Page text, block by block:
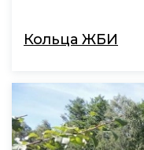
Кольца ЖБИ